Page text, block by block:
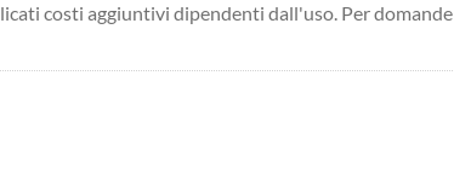
costi aggiuntivi dipendenti dall'uso. Per domande